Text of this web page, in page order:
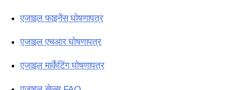
एजाइल फाइनेंस घोषणापत्र
एजाइल एचआर घोषणापत्र
एजाइल मार्केटिंग घोषणापत्र